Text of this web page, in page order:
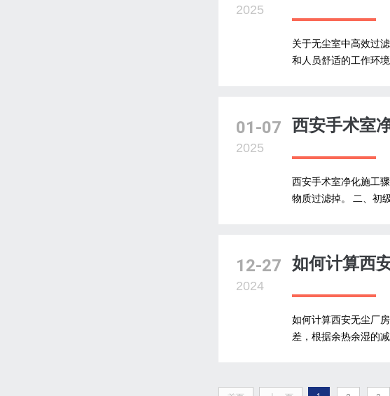
2025
关于无尘室中高效过
和人员舒适的工作环
01-07
2025
西安手术室
西安手术室净化施工
物质过滤掉。 二、初
12-27
2024
如何计算西
如何计算西安无尘厂
差，根据余热余湿的